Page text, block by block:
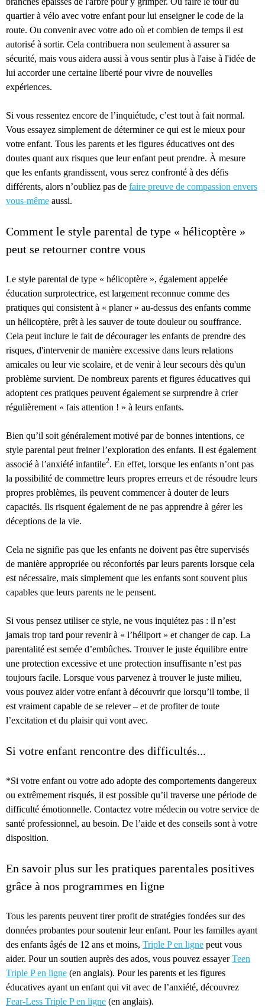
quartier à vélo avec votre enfant pour lui enseigner le code de la
route. Ou convenir avec votre ado où et combien de temps il est
autorisé à sortir. Cela contribuera non seulement à assurer sa
sécurité, mais vous aidera aussi à vous sentir plus à l'aise à l'idée de
lui accorder une certaine liberté pour vivre de nouvelles
expériences.
Si vous ressentez encore de l’inquiétude, c’est tout à fait normal.
Vous essayez simplement de déterminer ce qui est le mieux pour
votre enfant. Tous les parents et les figures éducatives ont des
doutes quant aux risques que leur enfant peut prendre. À mesure
que les enfants grandissent, vous serez confronté à des défis
différents, alors n’oubliez pas de faire preuve de compassion envers
vous-même aussi.
Comment le style parental de type « hélicoptère »
peut se retourner contre vous
Le style parental de type « hélicoptère », également appelée
éducation surprotectrice, est largement reconnue comme des
pratiques qui consistent à « planer » au-dessus des enfants comme
un hélicoptère, prêt à les sauver de toute douleur ou souffrance.
Cela peut inclure le fait de décourager les enfants de prendre des
risques, d'intervenir de manière excessive dans leurs relations
amicales ou leur vie scolaire, et de venir à leur secours dès qu'un
problème survient. De nombreux parents et figures éducatives qui
adoptent ces pratiques peuvent également se surprendre à crier
régulièrement « fais attention ! » à leurs enfants.
Bien qu’il soit généralement motivé par de bonnes intentions, ce
style parental peut freiner l’exploration des enfants. Il est également
associé à l’anxiété infantile2. En effet, lorsque les enfants n’ont pas
la possibilité de commettre leurs propres erreurs et de résoudre leurs
propres problèmes, ils peuvent commencer à douter de leurs
capacités. Ils risquent également de ne pas apprendre à gérer les
déceptions de la vie.
Cela ne signifie pas que les enfants ne doivent pas être supervisés
de manière appropriée ou réconfortés par leurs parents lorsque cela
est nécessaire, mais simplement que les enfants sont souvent plus
capables que leurs parents ne le pensent.
Si vous pensez utiliser ce style, ne vous inquiétez pas : il n’est
jamais trop tard pour revenir à « l’héliport » et changer de cap. La
parentalité est semée d’embûches. Trouver le juste équilibre entre
une protection excessive et une protection insuffisante n’est pas
toujours facile. Lorsque vous parvenez à trouver le juste milieu,
vous pouvez aider votre enfant à découvrir que lorsqu’il tombe, il
est vraiment capable de se relever – et de profiter de toute
l’excitation et du plaisir qui vont avec.
Si votre enfant rencontre des difficultés...
*Si votre enfant ou votre ado adopte des comportements dangereux
ou extrêmement risqués, il est possible qu’il traverse une période de
difficulté émotionnelle. Contactez votre médecin ou votre service de
santé professionnel, au besoin. De l’aide et des conseils sont à votre
disposition.
En savoir plus sur les pratiques parentales positives
grâce à nos programmes en ligne
Tous les parents peuvent tirer profit de stratégies fondées sur des
données probantes pour soutenir leur enfant. Pour les familles ayant
des enfants âgés de 12 ans et moins, Triple P en ligne peut vous
aider. Pour un soutien auprès des ados, vous pouvez essayerTeen
Triple P en ligne (en anglais). Pour les parents et les figures
éducatives ayant un enfant qui vit avec de l’anxiété, découvrez
Fear-Less Triple P en ligne (en anglais).